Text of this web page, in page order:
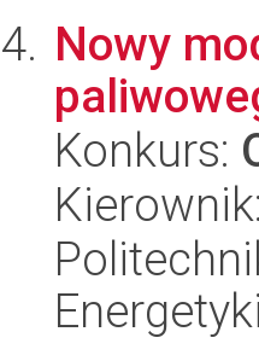
Nowy
Konkurs: